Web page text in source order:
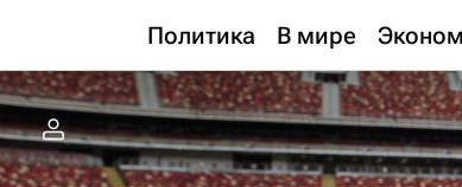
Политика В мире